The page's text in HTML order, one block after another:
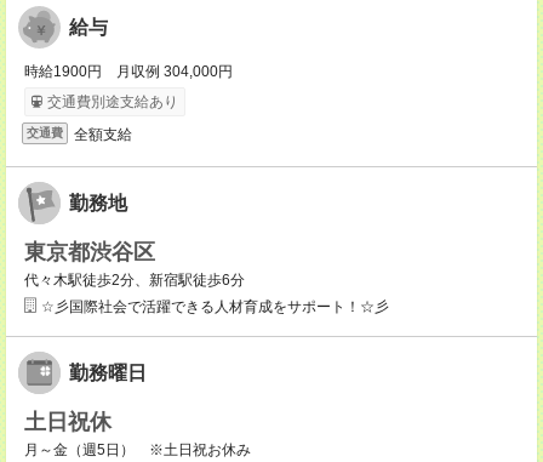
給与
時給1900円 月収例 304,000円
交通費別途支給あり
交通費 全額支給
勤務地
東京都渋谷区
代々木駅徒歩2分、新宿駅徒歩6分
☆彡国際社会で活躍できる人材育成をサポート！☆彡
勤務曜日
土日祝休
月～金（週5日） ※土日祝お休み